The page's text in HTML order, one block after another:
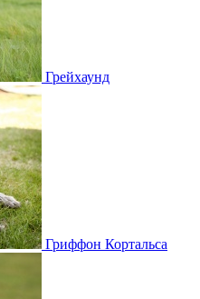
Грейхаунд
Гриффон Кортальса